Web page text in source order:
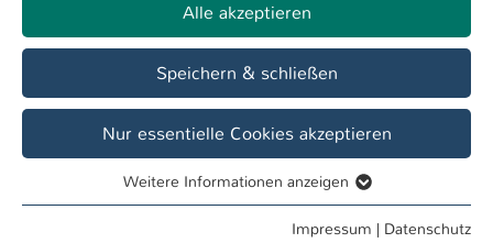
In dieser Kombination sind keine Termine verfügbar.
Juni 2026
Mo
Di Mi Do Fr
23
01 02 03 04 05 06 07
Alle akzeptieren
Speichern & schließen
Nur essentielle Cookies akzeptieren
Essentielle Cookies werden für grundlegende Funktionen
Weitere Informationen anzeigen
Impressum | Datenschutz